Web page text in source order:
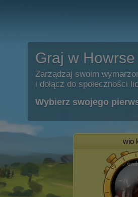
Graj w Howrse
Zarządzaj swoim
i dołącz do społeczności
Wybierz swojego
wio